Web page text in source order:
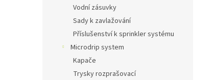
Vodní zásuvky
Sady k zavlažování
Příslušenství k sprinkler systému
Microdrip system
Kapače
Trysky rozprašovací